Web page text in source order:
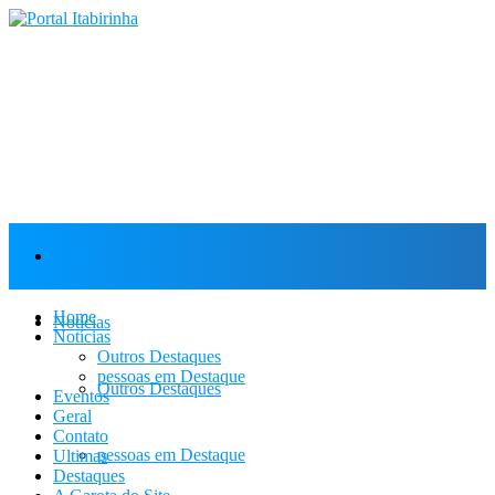
Notícias
Outros Destaques
pessoas em Destaque
Home
Notícias
Outros Destaques
pessoas em Destaque
Eventos
Geral
Contato
Ultimas
Destaques